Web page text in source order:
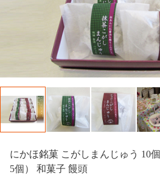
にかほ銘菓 こがしまんじゅう 10
5個） 和菓子 饅頭